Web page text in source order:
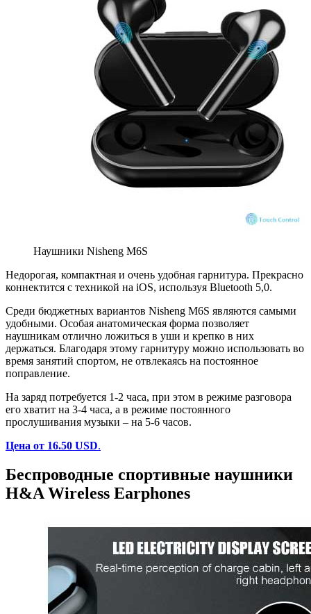
Наушники Nisheng M6S
Недорогая, компактная и очень удобная гарнитура. Прекрасно
коннектится с техникой на iOS, используя Bluetooth 5,0.
Среди бюджетных вариантов Nisheng M6S являются самыми
удобными. Особая анатомическая форма позволяет
наушникам отлично ложиться в уши и крепко в них
держаться. Благодаря этому гарнитуру можно использовать во
время занятий спортом, не отвлекаясь на постоянное
поправление.
На заряд потребуется 1-2 часа, при этом в режиме разговора
его хватит на 3-4 часа, а в режиме постоянного
прослушивания музыки – на 5-6 часов.
Цена от 16.50 USD.
Беспроводные спортивные наушники
H&A Wireless Earphones